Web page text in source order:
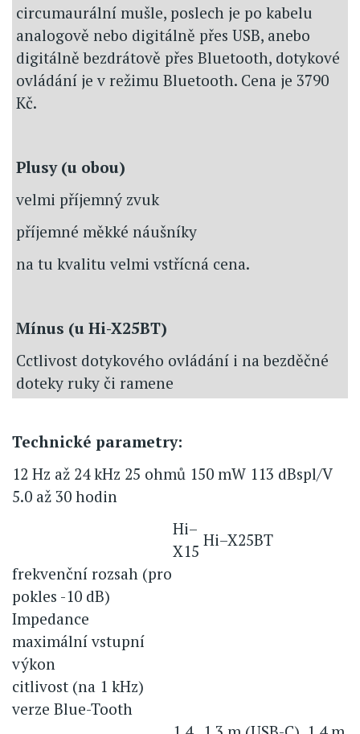
circumaurální mušle, poslech je po kabelu
analogově nebo digitálně přes USB, anebo
digitálně bezdrátově přes Bluetooth, dotykové
ovládání je v režimu Bluetooth. Cena je 3790
Kč.
Plusy (u obou)
velmi příjemný zvuk
příjemné měkké náušníky
na tu kvalitu velmi vstřícná cena.
Mínus (u Hi-X25BT)
Cctlivost dotykového ovládání i na bezděčné
doteky ruky či ramene
Technické parametry:
12 Hz až 24 kHz 25 ohmů 150 mW 113 dBspl/V
5.0 až 30 hodin
Hi–
X15
Hi–X25BT
frekvenční rozsah (pro
pokles -10 dB)
Impedance
maximální vstupní
výkon
citlivost (na 1 kHz)
verze Blue-Tooth